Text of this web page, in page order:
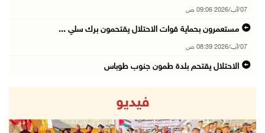
07/آب/2026 09:06 ص
مستعمرون بحماية قوات الاحتلال يقتحمون برك سلي ...
07/آب/2026 08:39 ص
الاحتلال يقتحم بلدة طمون جنوب طوباس
محافظة القدس: انسحاب قوات الاحتلال من مخيم قل ...
07/آب/2026 08:23 ص
فيديو